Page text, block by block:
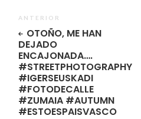
ANTERIOR
OTOÑO, ME HAN
DEJADO
ENCAJONADA….
#STREETPHOTOGRAPHY
#IGERSEUSKADI
#FOTODECALLE
#ZUMAIA #AUTUMN
#ESTOESPAISVASCO